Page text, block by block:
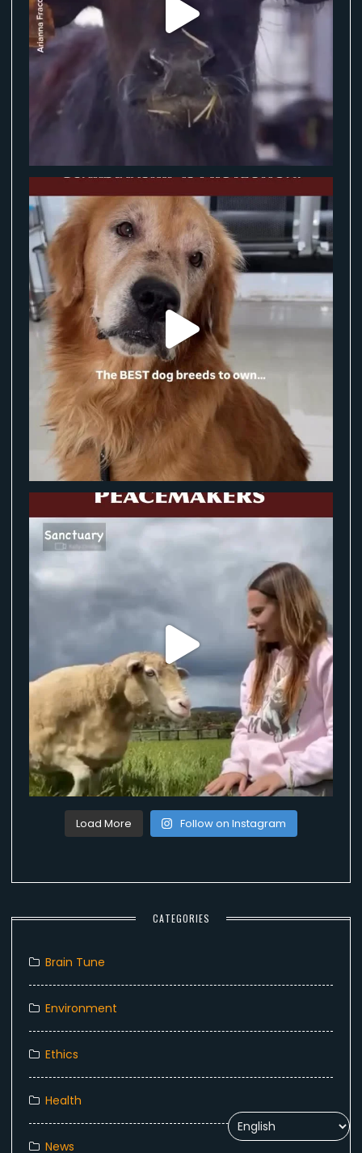
Load More Follow on Instagram
CATEGORIES
Brain Tune
Environment
Ethics
Health
News